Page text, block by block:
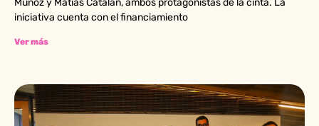
iniciativa cuenta con el financiamiento
Ver más